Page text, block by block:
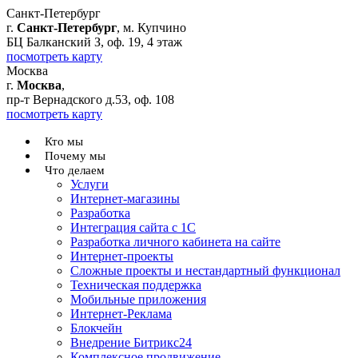
Санкт-Петербург
г. Санкт-Петербург, м. Купчино
БЦ Балканский З, оф. 19, 4 этаж
посмотреть карту
Москва
г. Москва,
пр-т Вернадского д.53, оф. 108
посмотреть карту
Кто мы
Почему мы
Что делаем
Услуги
Интернет-магазины
Разработка
Интеграция сайта с 1С
Разработка личного кабинета на сайте
Интернет-проекты
Сложные проекты и нестандартный функционал
Teхническая поддержка
Мобильные приложения
Интернет-Реклама
Блокчейн
Внедрение Битрикс24